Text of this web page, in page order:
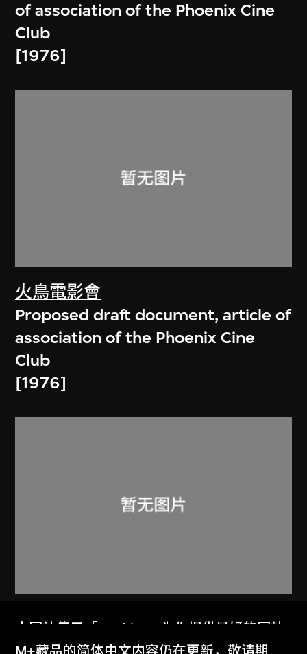
of association of the Phoenix Cine
Club
[1976]
火鳥電影會
Proposed draft document, article of
association of the Phoenix Cine
Club
[1976]
火鳥電影會
Memorandum and Article of
本网站使用「Cookies」为你提供最好的网站
体验。
M+藏品的简体中文内容仍在更新，敬请期